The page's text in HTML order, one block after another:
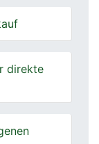
direkte